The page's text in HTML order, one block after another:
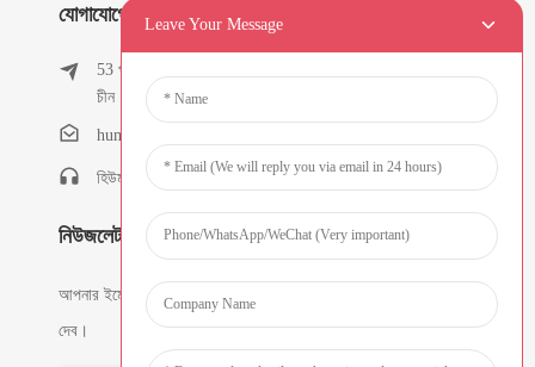
যোগাযোগের তথ্য
53 পূর্ব চুনফেং রোড, তিলুকেং গ্রাম, কিশি টাউন, ডংগুয়ান, গুয়াংডং,
চীন
humanlu@foxmail.com
হিউম্যানলু: +৮৬-১৫৮১৮২৮৮৪৬১
নিউজলেটার
আপনার ইমেল দিন এবং আমরা আপনাকে সর্বশেষ তথ্য ও পরিকল্পনা পাঠিয়ে
দেব।
Leave Your Message